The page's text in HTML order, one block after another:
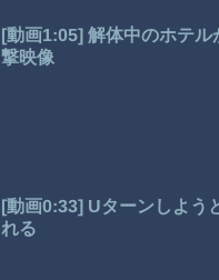
[動画1:05] 解体中のホテ
撃映像
[動画0:33] Uターンしよう
れる